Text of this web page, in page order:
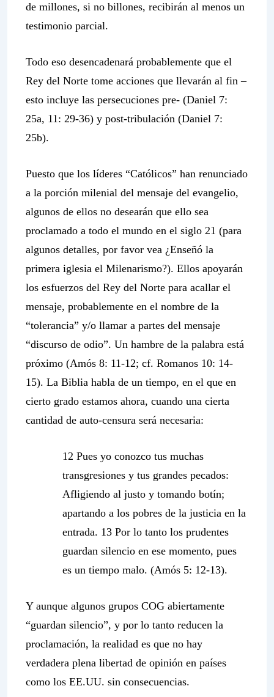
de millones, si no billones, recibirán al menos un
testimonio parcial.
Todo eso desencadenará probablemente que el
Rey del Norte tome acciones que llevarán al fin –
esto incluye las persecuciones pre- (Daniel 7:
25a, 11: 29-36) y post-tribulación (Daniel 7:
25b).
Puesto que los líderes “Católicos” han renunciado
a la porción milenial del mensaje del evangelio,
algunos de ellos no desearán que ello sea
proclamado a todo el mundo en el siglo 21 (para
algunos detalles, por favor vea ¿Enseñó la
primera iglesia el Milenarismo?). Ellos apoyarán
los esfuerzos del Rey del Norte para acallar el
mensaje, probablemente en el nombre de la
“tolerancia” y/o llamar a partes del mensaje
“discurso de odio”. Un hambre de la palabra está
próximo (Amós 8: 11-12; cf. Romanos 10: 14-
15). La Biblia habla de un tiempo, en el que en
cierto grado estamos ahora, cuando una cierta
cantidad de auto-censura será necesaria:
12 Pues yo conozco tus muchas
transgresiones y tus grandes pecados:
Afligiendo al justo y tomando botín;
apartando a los pobres de la justicia en la
entrada. 13 Por lo tanto los prudentes
guardan silencio en ese momento, pues
es un tiempo malo. (Amós 5: 12-13).
Y aunque algunos grupos COG abiertamente
“guardan silencio”, y por lo tanto reducen la
proclamación, la realidad es que no hay
verdadera plena libertad de opinión en países
como los EE.UU. sin consecuencias.